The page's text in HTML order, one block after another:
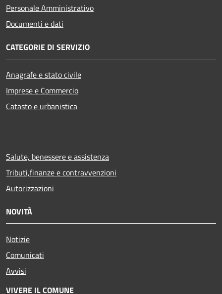
Personale Amministrativo
Documenti e dati
CATEGORIE DI SERVIZIO
Anagrafe e stato civile
Imprese e Commercio
Catasto e urbanistica
Salute, benessere e assistenza
Tributi,finanze e contravvenzioni
Autorizzazioni
NOVITÀ
Notizie
Comunicati
Avvisi
VIVERE IL COMUNE